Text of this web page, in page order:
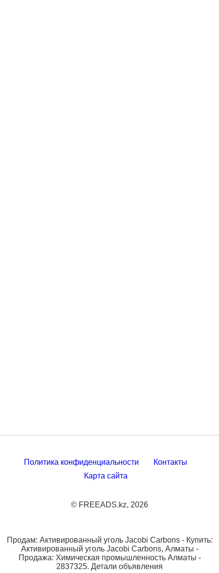
Политика конфиденциальности
Контакты
Карта сайта
© FREEADS.kz, 2026
Продам: Активированный уголь Jacobi Carbons - Купить:
Активированный уголь Jacobi Carbons, Алматы -
Продажа: Химическая промышленность Алматы -
2837325. Детали объявления